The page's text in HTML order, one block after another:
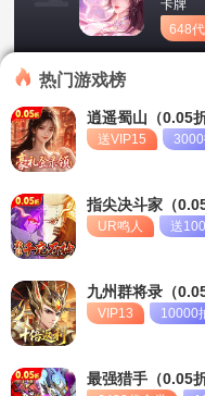
单日大额福利
转游活动
冠名活动
单日大额福利
卡牌
648代
币
热门游戏榜
逍遥蜀山（0.05
送VIP15
指尖决斗家（
UR鸣人 送
九州群将录（
VIP13 10000
最强猎手（0.05